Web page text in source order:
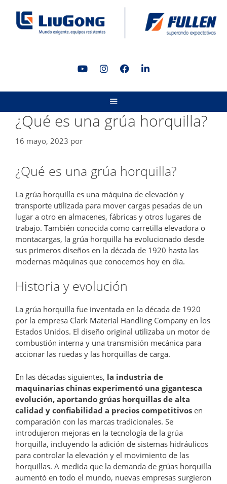
contenido
¿Qué es una grúa horquilla?
16 mayo, 2023 por
¿Qué es una grúa horquilla?
La grúa horquilla es una máquina de elevación y
transporte utilizada para mover cargas pesadas de un
lugar a otro en almacenes, fábricas y otros lugares de
trabajo. También conocida como carretilla elevadora o
montacargas, la grúa horquilla ha evolucionado desde
sus primeros diseños en la década de 1920 hasta las
modernas máquinas que conocemos hoy en día.
Historia y evolución
La grúa horquilla fue inventada en la década de 1920
por la empresa Clark Material Handling Company en los
Estados Unidos. El diseño original utilizaba un motor de
combustión interna y una transmisión mecánica para
accionar las ruedas y las horquillas de carga.
En las décadas siguientes, la industria de
maquinarias chinas experimentó una gigantesca
evolución, aportando grúas horquillas de alta
calidad y confiabilidad a precios competitivos en
comparación con las marcas tradicionales. Se
introdujeron mejoras en la tecnología de la grúa
horquilla, incluyendo la adición de sistemas hidráulicos
para controlar la elevación y el movimiento de las
horquillas. A medida que la demanda de grúas horquilla
aumentó en todo el mundo, nuevas empresas surgieron